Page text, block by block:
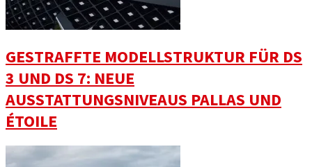
GESTRAFFTE MODELLSTRUKTUR FÜR DS
3 UND DS 7: NEUE
AUSSTATTUNGSNIVEAUS PALLAS UND
ÉTOILE